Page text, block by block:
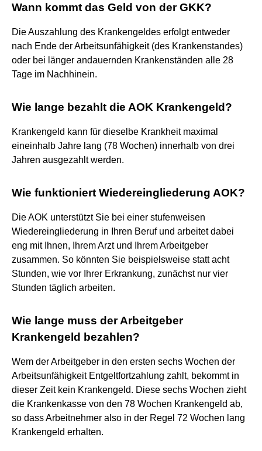
Wann kommt das Geld von der GKK?
Die Auszahlung des Krankengeldes erfolgt entweder
nach Ende der Arbeitsunfähigkeit (des Krankenstandes)
oder bei länger andauernden Krankenständen alle 28
Tage im Nachhinein.
Wie lange bezahlt die AOK Krankengeld?
Krankengeld kann für dieselbe Krankheit maximal
eineinhalb Jahre lang (78 Wochen) innerhalb von drei
Jahren ausgezahlt werden.
Wie funktioniert Wiedereingliederung AOK?
Die AOK unterstützt Sie bei einer stufenweisen
Wiedereingliederung in Ihren Beruf und arbeitet dabei
eng mit Ihnen, Ihrem Arzt und Ihrem Arbeitgeber
zusammen. So könnten Sie beispielsweise statt acht
Stunden, wie vor Ihrer Erkrankung, zunächst nur vier
Stunden täglich arbeiten.
Wie lange muss der Arbeitgeber
Krankengeld bezahlen?
Wem der Arbeitgeber in den ersten sechs Wochen der
Arbeitsunfähigkeit Entgeltfortzahlung zahlt, bekommt in
dieser Zeit kein Krankengeld. Diese sechs Wochen zieht
die Krankenkasse von den 78 Wochen Krankengeld ab,
so dass Arbeitnehmer also in der Regel 72 Wochen lang
Krankengeld erhalten.